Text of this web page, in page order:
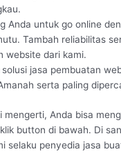
Anda untuk go online
Tambah reliabilitas
website dari kami.
solusi jasa pembuatan
serta paling
mengerti, Anda bisa
button di bawah. Di
selaku penyedia jasa